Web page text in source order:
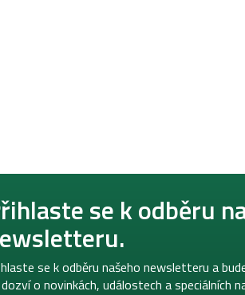
se k odběru
se k odběru našeho newsletteru a
o novinkách, událostech a speciálních